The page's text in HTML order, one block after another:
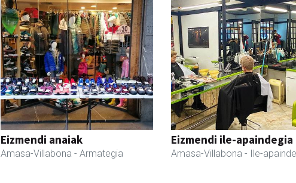
Eizmendi anaiak
Amasa-Villabona - Armategia
Eizmendi ile-apaindegia
Amasa-Villabona - Ile-